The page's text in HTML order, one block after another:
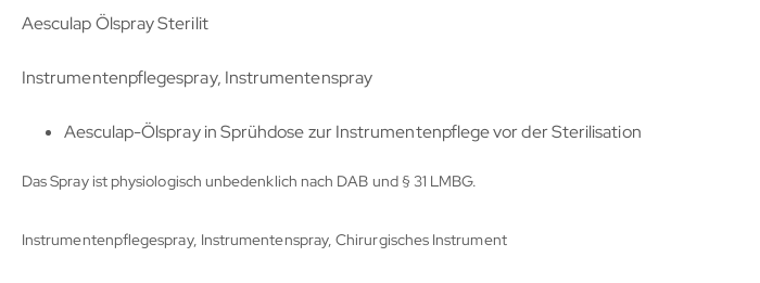
Aesculap Ölspray Sterilit
Instrumentenpflegespray, Instrumentenspray
Aesculap-Ölspray in Sprühdose zur Instrumentenpflege vor der Sterilisation
Das Spray ist physiologisch unbedenklich nach DAB und § 31 LMBG.
Instrumentenpflegespray, Instrumentenspray, Chirurgisches Instrument